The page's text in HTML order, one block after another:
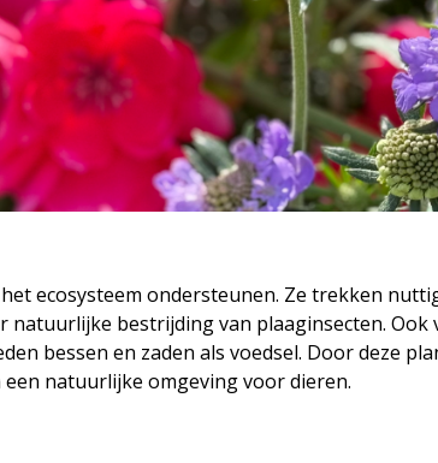
ecosysteem ondersteunen. Ze trekken
bestrijding van plaaginsecten.
bessen en zaden als voedsel. Door deze
natuurlijke omgeving voor dieren.